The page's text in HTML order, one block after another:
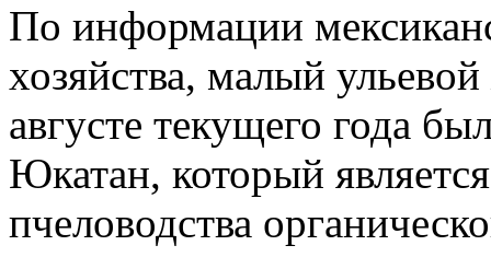
По информации
хозяйства, малый
августе текущего года
Юкатан, который
пчеловодства